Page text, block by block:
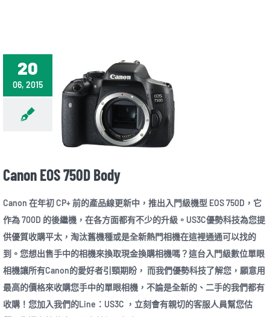
20
06, 2015
Canon EOS 750D Body
Canon 在年初 CP+ 前的產品線更新中，推出入門級機型 EOS 750D，它
作為 700D 的後繼機，在各方面都有不少的升級。US3C優勢科技為您提
供優質收購平太，淘汰舊機種或是全新熱門相機在這裡通通可以找的
到。您想出售手中的相機來換取現金換購相機嗎？這台入門級數位單眼
相機讓所有Canon的愛好者引頸期盼， 而我們優勢科技了解您，願意用
最高的價格來收購您手中的單眼相機，不論是全新的、二手的我們都有
收購！您加入我們的Line：US3C ，立刻會有親切的客服人員幫您估